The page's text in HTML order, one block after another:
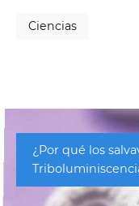
Ciencias
¿Por qué los